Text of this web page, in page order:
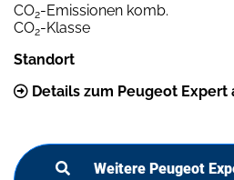
CO2-Emissionen komb.
CO2-Klasse
Standort
Details zum Peugeot Expert
Weitere Peugeot